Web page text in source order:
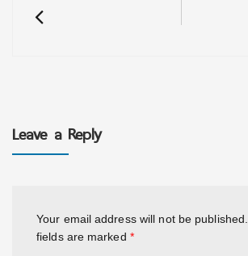
Leave a Reply
Your email address will not be published.
fields are marked *